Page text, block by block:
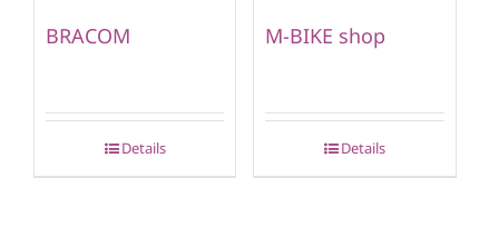
BRACOM
Details
M-BIKE shop
Details